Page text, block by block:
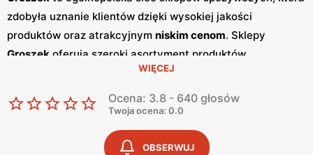
zdobyła uznanie klientów dzięki wysokiej jakości
produktów oraz atrakcyjnym niskim cenom. Sklepy
Groszek oferują szeroki asortyment produktów
spożywczych, w tym świeże owoce i warzywa, pieczywo,
nabiał, mięso oraz artykuły codziennego użytku. Klienci
cenią sobie bogaty wybór oraz częste
umożliwiają oszczędności na zakupach. Jednym z
kluczowych elementów strategii marketingowej
WIĘCEJ
Ocena: 3.8 - 640 głosów
Twoja ocena: 0.0
OBSERWUJ